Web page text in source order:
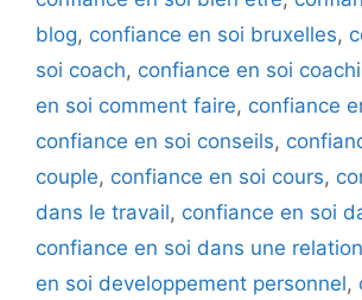
blog, confiance en soi bruxelles,
soi coach, confiance en soi
en soi comment faire, confiance
confiance en soi conseils,
couple, confiance en soi cours,
dans le travail, confiance en soi
confiance en soi dans une relation
en soi developpement personnel,